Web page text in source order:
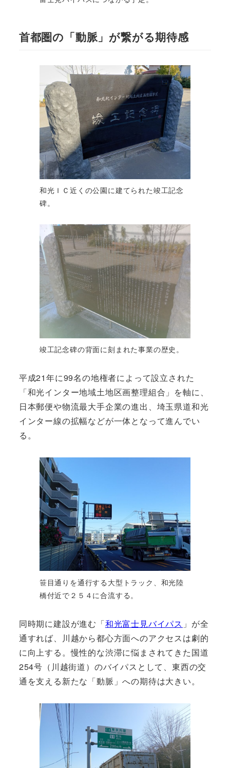
首都圏の「動脈」が繋がる期待感
和光ＩＣ近くの公園に建てられた竣工記念
碑。
竣工記念碑の背面に刻まれた事業の歴史。
平成21年に99名の地権者によって設立された
「和光インター地域土地区画整理組合」を軸に、
日本郵便や物流最大手企業の進出、埼玉県道和光
インター線の拡幅などが一体となって進んでい
る。
笹目通りを通行する大型トラック、和光陸
橋付近で２５４に合流する。
同時期に建設が進む「和光富士見バイパス 」が全
通すれば、川越から都心方面へのアクセスは劇的
に向上する。慢性的な渋滞に悩まされてきた国道
254号（川越街道）のバイパスとして、東西の交
通を支える新たな「動脈」への期待は大きい。